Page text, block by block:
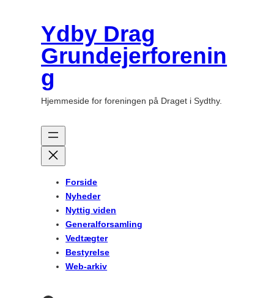
Ydby Drag
Grundejerforenin
g
Hjemmeside for foreningen på Draget i Sydthy.
Forside
Nyheder
Nyttig viden
Generalforsamling
Vedtægter
Bestyrelse
Web-arkiv